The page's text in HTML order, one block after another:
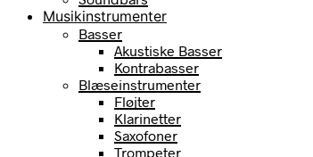
Musikinstrumenter
Basser
Akustiske Basser
Kontrabasser
Blæseinstrumenter
Fløjter
Klarinetter
Saxofoner
Trompeter